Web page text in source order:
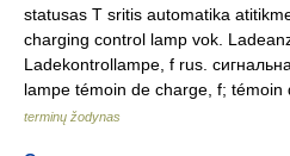
statusas T sritis automatika
charging control lamp vok.
Ladekontrollampe, f rus.
lampe témoin de charge, f;
terminų žodynas